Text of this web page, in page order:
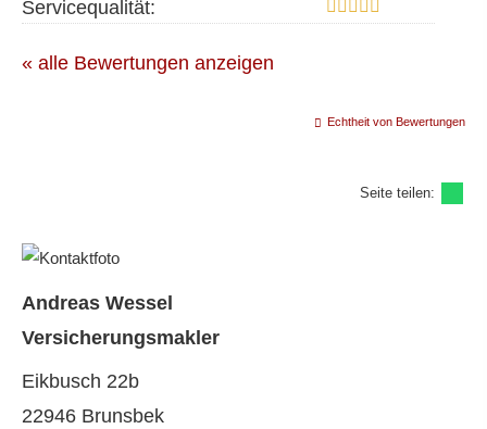
Servicequalität:
« alle Bewertungen anzeigen
Echtheit von Bewertungen
Seite teilen:
Andreas Wessel
Ver­sicherungs­makler
Eikbusch 22b
22946 Brunsbek